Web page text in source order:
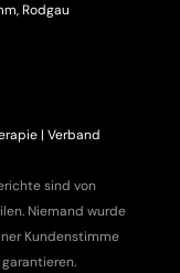
Rodgau
| Verband
sind von
Niemand wurde
Kundenstimme